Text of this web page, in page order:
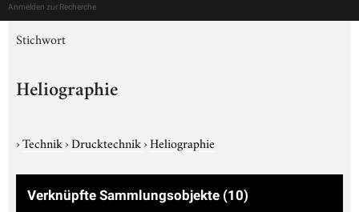
Anmelden zur Recherche
Stichwort
Heliographie
›Technik›Drucktechnik›Heliographie
Verknüpfte Sammlungsobjekte (10)